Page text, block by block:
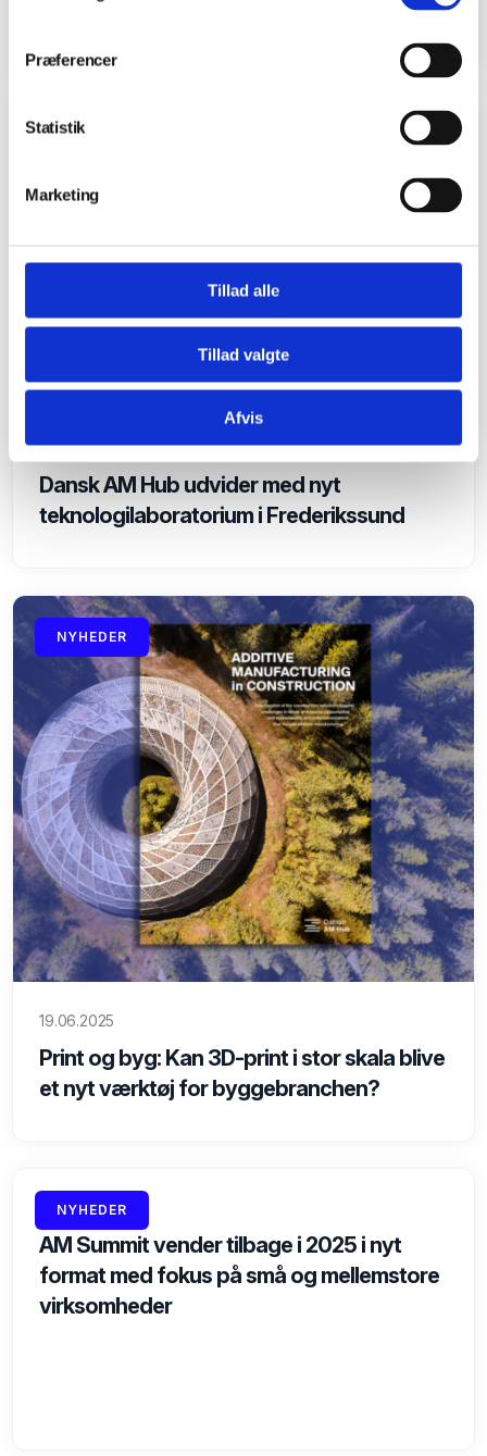
Præferencer
Statistik
Marketing
Tillad alle
Tillad valgte
Afvis
10.07.2025
Dansk AM Hub udvider med nyt
teknologilaboratorium i Frederikssund
NYHEDER
19.06.2025
Print og byg: Kan 3D-print i stor skala blive
et nyt værktøj for byggebranchen?
NYHEDER
17.06.2025
AM Summit vender tilbage i 2025 i nyt
format med fokus på små og mellemstore
virksomheder